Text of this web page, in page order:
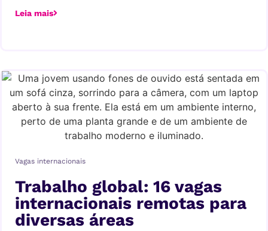
Leia mais
Vagas internacionais
Trabalho global: 16 vagas
internacionais remotas para
diversas áreas